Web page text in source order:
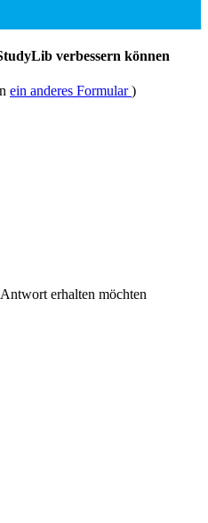
verbessern können
ein anderes Formular)
erhalten möchten